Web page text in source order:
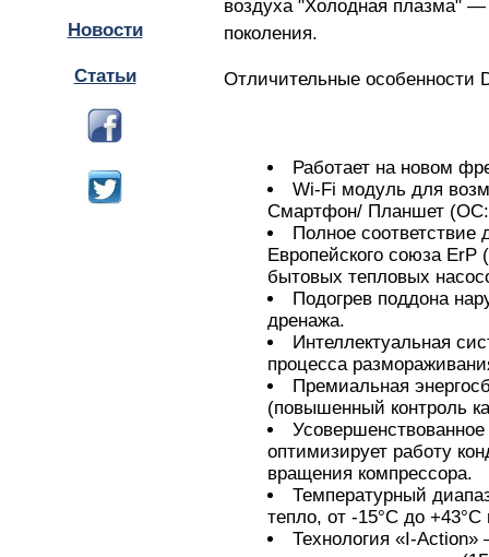
Новости
Статьи
воздуха "Холодная плазма" —
поколения.
Отличительные особенности
Работает на новом
Wi-Fi модуль для
Смартфон/ Планшет (ОС:
Полное
Европейского союза
бытовых тепловых
Подогрев поддона
дренажа.
Интеллектуальная
процесса
Премиальная
(повышенный контроль
оптимизирует работу
вращения компрессора.
Температурный
тепло, от -15°C до
Технология «I-Action»